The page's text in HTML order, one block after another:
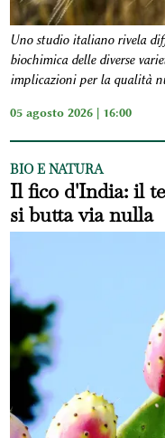
Uno studio italiano rivela
biochimica delle diverse
implicazioni per la qualità
05 agosto 2026 | 16:00
BIO E NATURA
Il fico d'India: il
si butta via nulla